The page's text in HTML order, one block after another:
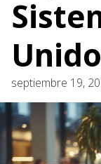
septiembre 19,